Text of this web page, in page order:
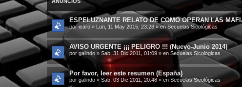
ESPELUZNANTE RELATO DE COMO OPERAN LAS
poricaro » Lun, 11 May 2015, 23:28 » enSecuelas Sicológicas
AVISO URGENTE ¡¡¡ PELIGRO !!! (Nuevo-Junio 2014)
por galindo » Sab, 31 Dic 2011, 01:09 » en Secuelas Sicológicas
Por favor, leer este resumen (España)
por galindo » Sab, 03 Dic 2011, 20:48 » en Secuelas Sicológicas